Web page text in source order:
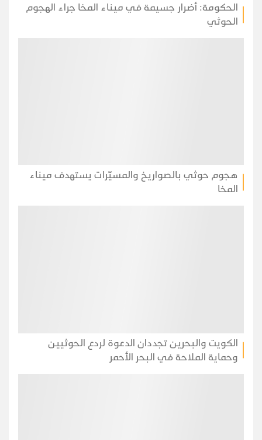
الحكومة: أضرار جسيمة في ميناء المخا جراء الهجوم
الحوثي
هجوم حوثي بالصواريخ والمسيّرات يستهدف ميناء
المخا
الكويت والبحرين تجددان الدعوة لردع الحوثيين
وحماية الملاحة في البحر الأحمر